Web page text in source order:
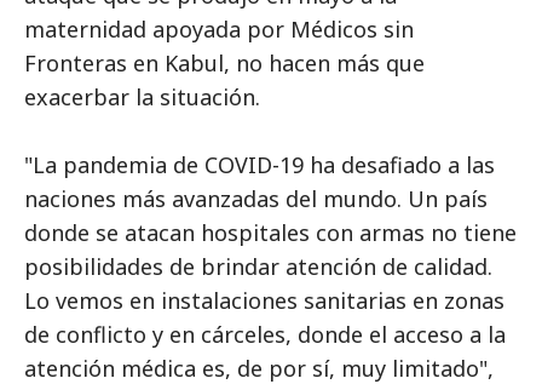
maternidad apoyada por Médicos sin
Fronteras en Kabul, no hacen más que
exacerbar la situación.
"La pandemia de COVID-19 ha desafiado a las
naciones más avanzadas del mundo. Un país
donde se atacan hospitales con armas no tiene
posibilidades de brindar atención de calidad.
Lo vemos en instalaciones sanitarias en zonas
de conflicto y en cárceles, donde el acceso a la
atención médica es, de por sí, muy limitado",